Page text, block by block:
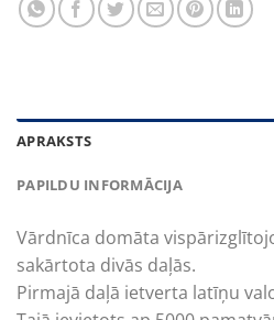
APRAKSTS
PAPILDU INFORMĀCIJA
Vārdnīca domāta
sakārtota divās daļās.
Pirmajā daļā ietverta latīņu